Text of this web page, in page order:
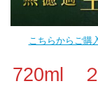
こちらからご購
720ml